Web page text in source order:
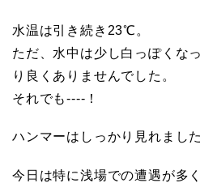
リ
ン
水温は引き続き23℃。
ただ、水中は少し白っぽくな
り良くありませんでした。
それでも----！
ハンマーはしっかり見れまし
今日は特に浅場での遭遇が多